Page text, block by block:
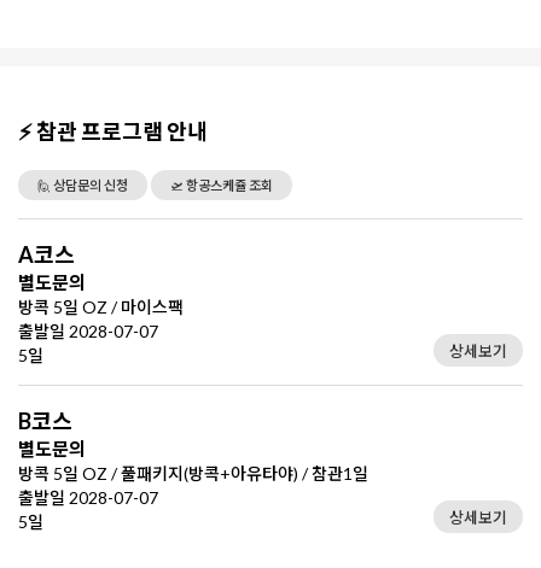
⚡ 참관 프로그램 안내
🙋 상담문의 신청 🛫 항공스케쥴 조회
A코스
별도문의
방콕 5일 OZ / 마이스팩
출발일 2028-07-07
5일
상세보기
B코스
별도문의
방콕 5일 OZ / 풀패키지(방콕+아유타야) / 참관1일
출발일 2028-07-07
5일
상세보기